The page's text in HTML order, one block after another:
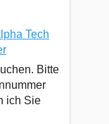
Tech
Bitte
ich Sie